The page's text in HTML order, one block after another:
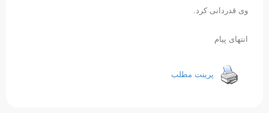
وی قدردانی کرد.
انتهای پیام
پرینت مطلب